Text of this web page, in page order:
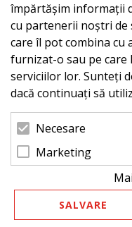
© 2026 Zeus Service
împărtășim informații
cu partenerii noștri de
care îl pot combina cu
furnizat-o sau pe care
serviciilor lor. Sunteți
dacă continuați să
Necesare
Marketing
SALVARE